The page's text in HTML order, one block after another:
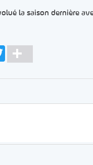
la saison dernière
TwitterPartager